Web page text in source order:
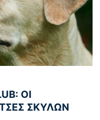
OI
ΣΚΥΛΩΝ